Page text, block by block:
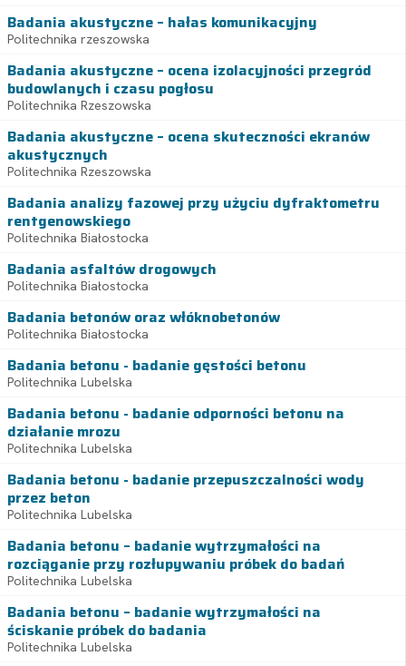
Badania akustyczne – hałas komunikacyjny
Politechnika rzeszowska
Badania akustyczne – ocena izolacyjności przegród
budowlanych i czasu pogłosu
Politechnika Rzeszowska
Badania akustyczne – ocena skuteczności ekranów
akustycznych
Politechnika Rzeszowska
Badania analizy fazowej przy użyciu dyfraktometru
rentgenowskiego
Politechnika Białostocka
Badania asfaltów drogowych
Politechnika Białostocka
Badania betonów oraz włóknobetonów
Politechnika Białostocka
Badania betonu - badanie gęstości betonu
Politechnika Lubelska
Badania betonu - badanie odporności betonu na
działanie mrozu
Politechnika Lubelska
Badania betonu - badanie przepuszczalności wody
przez beton
Politechnika Lubelska
Badania betonu – badanie wytrzymałości na
rozciąganie przy rozłupywaniu próbek do badań
Politechnika Lubelska
Badania betonu – badanie wytrzymałości na
ściskanie próbek do badania
Politechnika Lubelska